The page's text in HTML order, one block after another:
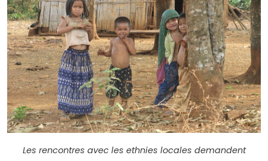
Les rencontres avec les ethnies locales demandent